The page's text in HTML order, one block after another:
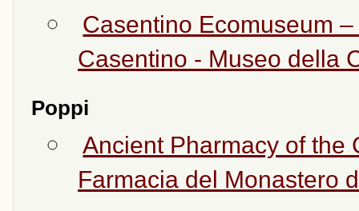
Casentino Ecomuseum
Casentino - Museo della
Poppi
Ancient Pharmacy of the
Farmacia del Monastero